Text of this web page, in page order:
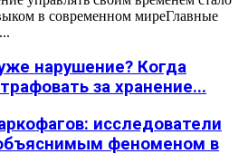
в современном миреГлавные
нарушение? Когда
за хранение...
исследователи
феноменом в